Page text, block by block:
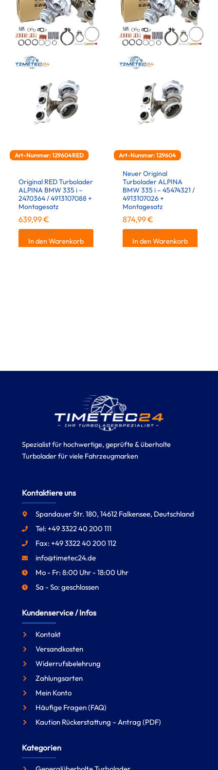
Art-Nummer: 129604RED
Original RED Turbolader
ALPINA BMW 335 i –
2470364 / 4913107088 +
Montagesatz
639,99€
inkl. 19 % MwSt.
In den Warenkorb
Art-Nummer: 129604
Neuer Original
Turbolader ALPINA
BMW 335 i – 45474321 /
4913107026 +
Montagesatz
874,99€
inkl. 19 % MwSt.
In den Warenkorb
Spezialist für hochwertige, geprüfte & überholte
Turbolader für viele Fahrzeugmarken
Kontaktiere uns
Spandauer Str. 180, 14612 Falkensee, Deutschland
Tel: +49 3322 40 200 111
Fax: +49 3322 40 200 112
info@timetec24.de
Mo - Fr: 8:00 Uhr - 18:00 Uhr
Sa - So: geschlossen
Kundenservice / Infos
Kontakt
Versandkosten
Widerrufsbelehrung
Zahlungsarten
Mein Konto
Häufige Fragen (FAQ)
Kaution Rückerstattung – Antrag (PDF)
Kategorien